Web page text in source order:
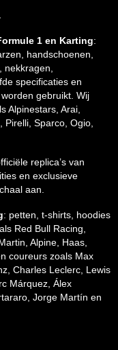
1 en Karting:
handschoenen,
specificaties en
gebruikt. Wij
Alpinestars, Arai,
Pirelli, Sparco, Ogio,
replica’s van
en exclusieve
aan.
: petten, t-shirts, hoodies
Red Bull Racing,
Alpine, Haas,
coureurs zoals Max
Charles Leclerc, Lewis
Márquez, Álex
Jorge Martín en